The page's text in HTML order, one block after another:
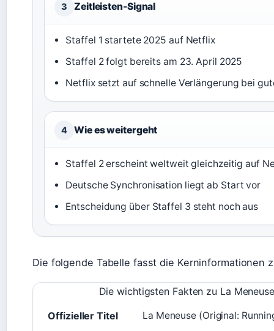
3 Zeitleisten-Signal
Staffel 1 startete 2025 auf Netflix
Staffel 2 folgt bereits am 23. April 2025
Netflix setzt auf schnelle Verlängerung bei
4 Wie es weitergeht
Staffel 2 erscheint weltweit gleichzeitig auf
Deutsche Synchronisation liegt ab Start vor
Entscheidung über Staffel 3 steht noch aus
Die folgende Tabelle fasst die Kerninformationen
Die wichtigsten Fakten zu La
Offizieller Titel
La Meneuse (Original: